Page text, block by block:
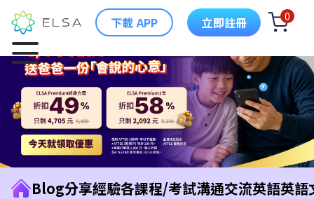
下載 APP 立即註冊 0
Blog分享經驗各課程/考試溝通交流英語英語